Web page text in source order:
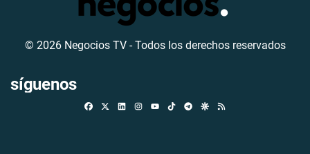
© 2026 Negocios TV - Todos los derechos reservados
síguenos
FacebookLinkedinInstagramTikTokTelegramGoogle Discover